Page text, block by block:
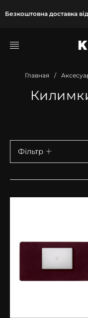
Безкоштовна доставка
Главная /
Фільтр